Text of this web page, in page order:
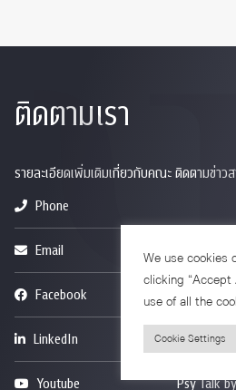
ติดตามเรา
รายละเอียดเพิ่มเติมเกี่ยวกับคณะ ติดตามข่าว
Phone
Email
Facebook
LinkedIn
Youtube Psy Talk
We use cookies
clicking
use of all the
Cookie Settings